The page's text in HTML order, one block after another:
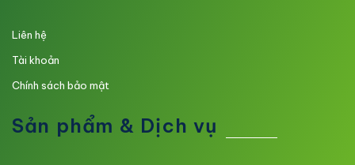
Liên hệ
Tài khoản
Chính sách bảo mật
Sản phẩm & Dịch vụ